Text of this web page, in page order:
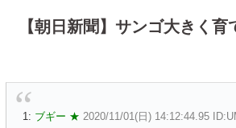
【朝日新聞】サンゴ大きく
1: ブギー ★ 2020/11/01(日) 14:12:44.95